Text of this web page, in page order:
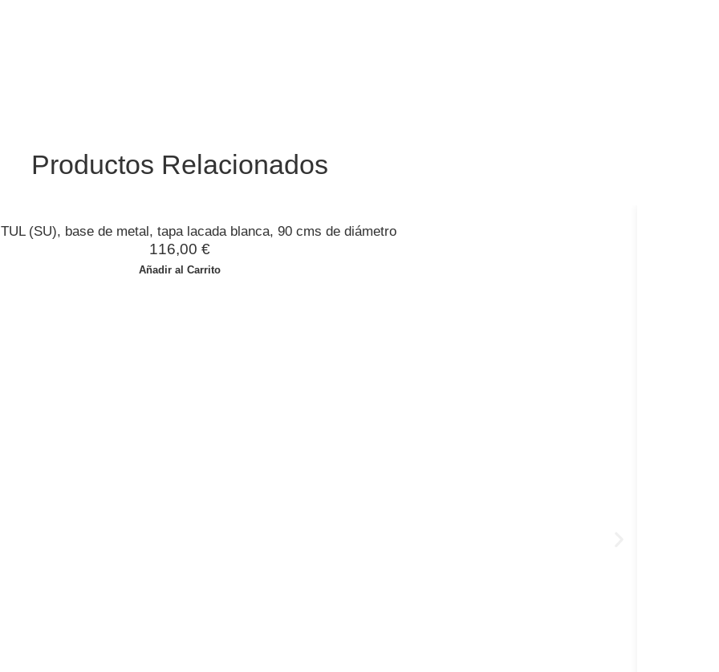
Productos Relacionados
(SU), base de metal, tapa lacada blanca, 90 cms de diámetro
116,00 €
Añadir al Carrito